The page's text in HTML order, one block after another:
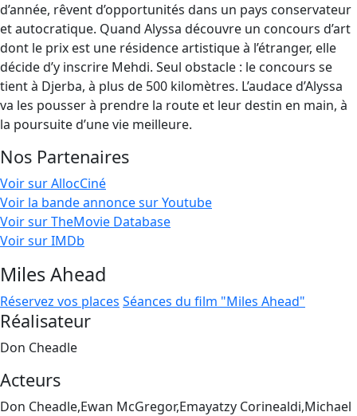
d’année, rêvent d’opportunités dans un pays conservateur
et autocratique. Quand Alyssa découvre un concours d’art
dont le prix est une résidence artistique à l’étranger, elle
décide d’y inscrire Mehdi. Seul obstacle : le concours se
tient à Djerba, à plus de 500 kilomètres. L’audace d’Alyssa
va les pousser à prendre la route et leur destin en main, à
la poursuite d’une vie meilleure.
Nos Partenaires
Voir sur AllocCiné
Voir la bande annonce sur Youtube
Voir sur TheMovie Database
Voir sur IMDb
Miles Ahead
Réservez vos places Séances du film "Miles Ahead"
Réalisateur
Don Cheadle
Acteurs
Don Cheadle,Ewan McGregor,Emayatzy Corinealdi,Michael